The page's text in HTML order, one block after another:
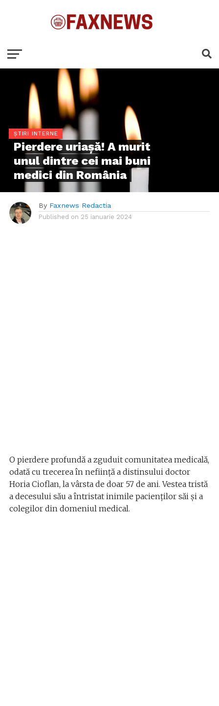
ȘTIRI INTERNE
Pierdere uriașă! A murit
unul dintre cei mai buni
medici din România
By Faxnews Redactia
Published on 25 ianuarie 2024
O pierdere profundă a zguduit comunitatea medicală,
odată cu trecerea în neființă a distinsului doctor
Horia Cioflan, la vârsta de doar 57 de ani. Vestea tristă
a decesului său a întristat inimile pacienților săi și a
colegilor din domeniul medical.